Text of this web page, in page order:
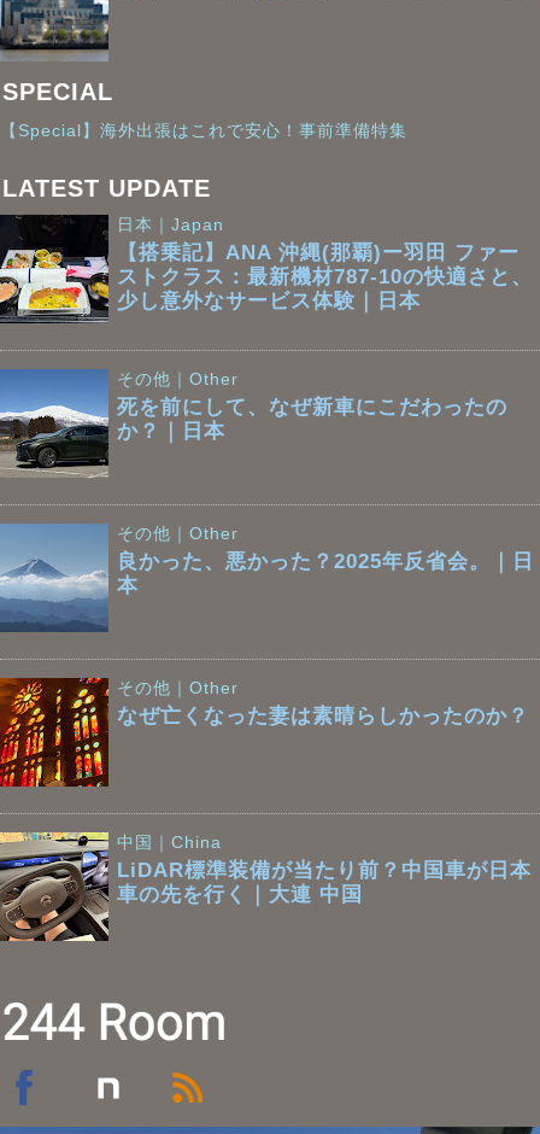
SPECIAL
【Special】海外出張はこれで安心！事前準備特集
LATEST UPDATE
日本｜Japan
【搭乗記】ANA 沖縄(那覇)ー羽田 ファー
ストクラス：最新機材787-10の快適さと、
少し意外なサービス体験｜日本
その他｜Other
死を前にして、なぜ新車にこだわったの
か？｜日本
その他｜Other
良かった、悪かった？2025年反省会。｜日
本
その他｜Other
なぜ亡くなった妻は素晴らしかったのか？
中国｜China
LiDAR標準装備が当たり前？中国車が日本
車の先を行く｜大連 中国